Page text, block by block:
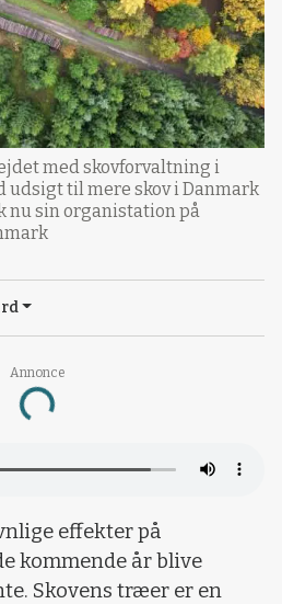
Annonce
Loading...
med skovforvaltning i
udsigt til mere skov i Danmark
nu sin organistation på
effekter på
kommende år blive
Skovens træer er en